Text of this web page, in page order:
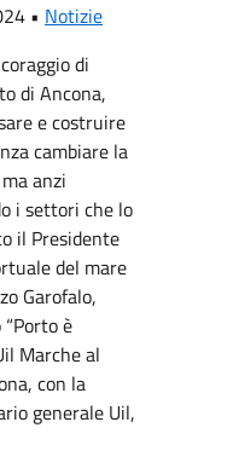
• Notizie
di
di Ancona,
e costruire
cambiare la
anzi
i settori che lo
il Presidente
del mare
Garofalo,
è
Marche al
con la
generale Uil,